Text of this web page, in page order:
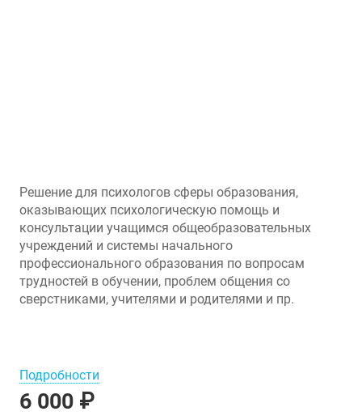
Решение для психологов сферы образования,
оказывающих психологическую помощь и
консультации учащимся общеобразовательных
учреждений и системы начального
профессионального образования по вопросам
трудностей в обучении, проблем общения со
сверстниками, учителями и родителями и пр.
Подробности
6 000 ₽